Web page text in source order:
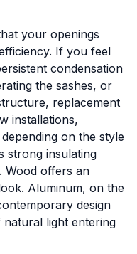
your openings
If you feel
condensation
the sashes, or
replacement
installations,
on the style
strong insulating
Wood offers an
Aluminum, on the
design
light entering